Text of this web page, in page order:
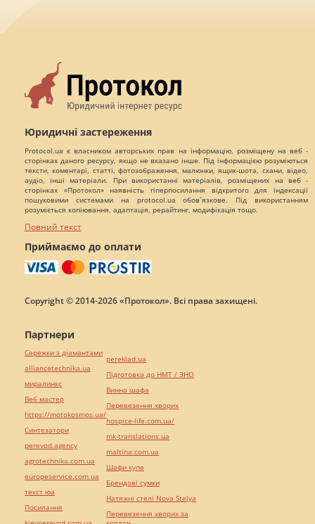
Юридичні застереження
Protocol.ua є власником авторських прав на інформацію, розміщену на веб -
сторінках даного ресурсу, якщо не вказано інше. Під інформацією розуміються
тексти, коментарі, статті, фотозображення, малюнки, ящик-шота, скани, відео,
аудіо, інші матеріали. При використанні матеріалів, розміщених на веб -
сторінках «Протокол» наявність гіперпосилання відкритого для індексації
пошуковими системами на protocol.ua обов`язкове. Під використанням
розуміється копіювання, адаптація, рерайтинг, модифікація тощо.
Повний текст
Приймаємо до оплати
Copyright © 2014-2026 «Протокол». Всі права захищені.
Партнери
Сережки з діамантами
alliancetechnika.ua
миралинкс
Веб мастер
https://motokosmos.ua/
Синтезатори
perevod.agency
agrotechnika.com.ua
europeservice.com.ua
текст юа
Посилання
pereklad.ua
Підготовка до НМТ / ЗНО
Винна шафа
Перевезення хворих
hospice-life.com.ua/
mk-translations.ua
maltina.com.ua
Шафи купе
Брендові сумки
Натяжні стелі Nova Stelya
Перевезення хворих за